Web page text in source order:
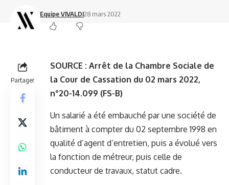
Equipe VIVALDI28 mars 2022
Partager
SOURCE : Arrêt de la Chambre Sociale de
la Cour de Cassation du 02 mars 2022,
n°20-14.099 (FS-B)
Un salarié a été embauché par une société de
bâtiment à compter du 02 septembre 1998 en
qualité d’agent d’entretien, puis a évolué vers
la fonction de métreur, puis celle de
conducteur de travaux, statut cadre.